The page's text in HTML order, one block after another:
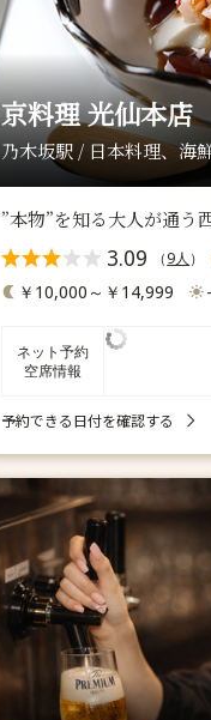
京料理 光仙本店
乃木坂駅 / 日本料理、海
”本物”を知る大人が通う
3.09 （9人 ）
￥10,000～￥14,999
-
ネット予約
空席情報
予約できる日付を確認する